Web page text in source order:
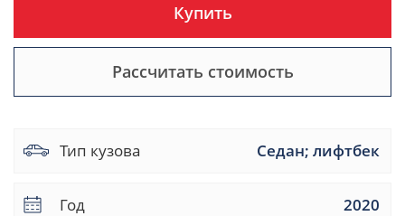
Купить
Рассчитать стоимость
Тип кузова Седан; лифтбек
Год 2020